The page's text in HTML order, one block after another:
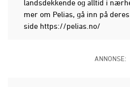
landsdekkende og alltid i
mer om Pelias, gå inn på deres
side https://pelias.no/
ANNONSE: